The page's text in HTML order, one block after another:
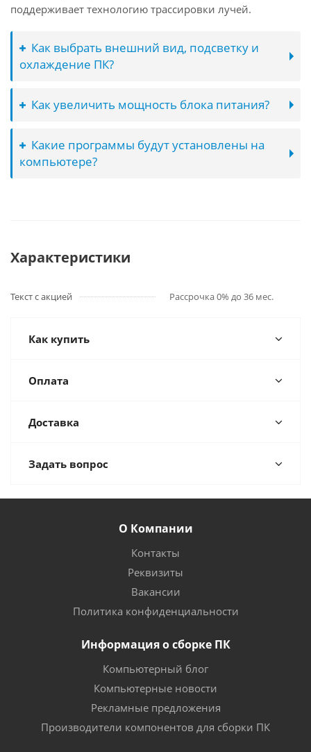
поддерживает технологию трассировки лучей.
Как выбрать внешний вид, подсветку и
охлаждение ПК?
Как увеличить мощность блока питания?
Какие программы будут установлены на
компьютере?
Характеристики
Текст с акцией Рассрочка 0% до 36 мес.
Как купить
Оплата
Доставка
Задать вопрос
О Компании
Контакты
Реквизиты
Вакансии
Политика конфиденциальности
Информация о сборке ПК
Компьютерный блог
Компьютерные новости
Рекламные предложения
Производители компонентов для сборки ПК